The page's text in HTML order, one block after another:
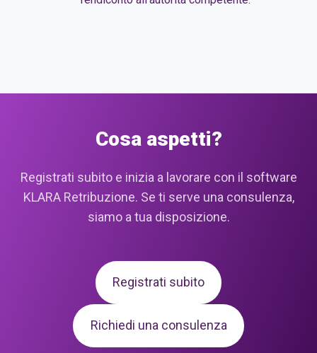
Cosa aspetti?
Registrati subito e inizia a lavorare con il software
KLARA Retribuzione. Se ti serve una consulenza,
siamo a tua disposizione.
Registrati subito
Richiedi una consulenza